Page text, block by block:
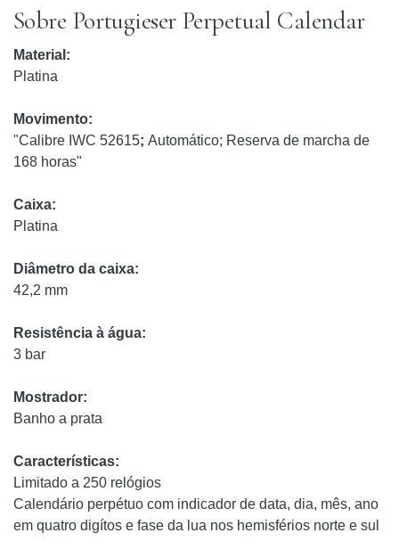
Sobre Portugieser Perpetual Calendar
Material:
Platina
Movimento:
"Calibre IWC 52615; Automático; Reserva de marcha de
168 horas"
Caixa:
Platina
Diâmetro da caixa:
42,2 mm
Resistência à água:
3 bar
Mostrador:
Banho a prata
Características:
Limitado a 250 relógios
Calendário perpétuo com indicador de data, dia, mês, ano
em quatro digítos e fase da lua nos hemisférios norte e sul